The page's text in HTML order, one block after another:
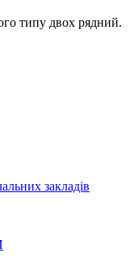
типу двох рядний.
закладів